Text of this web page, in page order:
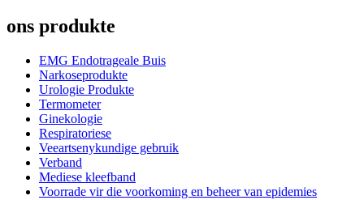
ons produkte
EMG Endotrageale Buis
Narkoseprodukte
Urologie Produkte
Termometer
Ginekologie
Respiratoriese
Veeartsenykundige gebruik
Verband
Mediese kleefband
Voorrade vir die voorkoming en beheer van epidemies